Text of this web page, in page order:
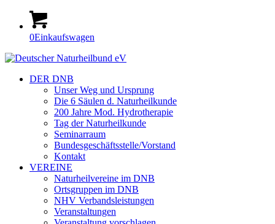
0Einkaufswagen
DER DNB
Unser Weg und Ursprung
Die 6 Säulen d. Naturheilkunde
200 Jahre Mod. Hydrotherapie
Tag der Naturheilkunde
Seminarraum
Bundesgeschäftsstelle/Vorstand
Kontakt
VEREINE
Naturheilvereine im DNB
Ortsgruppen im DNB
NHV Verbandsleistungen
Veranstaltungen